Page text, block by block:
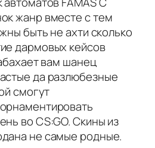
жанр вместе с тем
быть не ахти сколько
дармовых кейсов
вам шанец
да разлюбезные
смогут
во CS:GO. Скины из
не самые родные.